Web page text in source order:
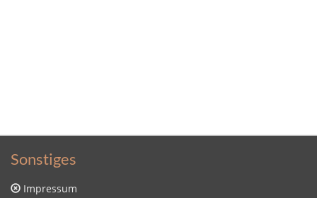
Sonstiges
Impressum